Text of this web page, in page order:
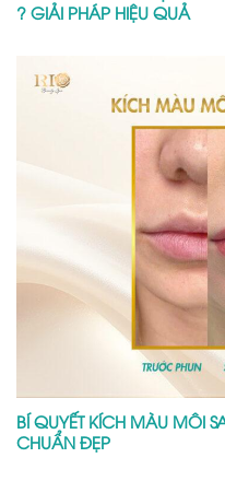
? GIẢI PHÁP HIỆU QUẢ
BÍ QUYẾT KÍCH MÀU MÔI
CHUẨN ĐẸP